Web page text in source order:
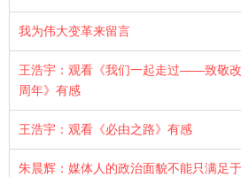
我为伟大变革来留言
王浩宇：观看《我们一起走过——致敬
周年》有感
王浩宇：观看《必由之路》有感
朱晨辉：媒体人的政治面貌不能只满足于